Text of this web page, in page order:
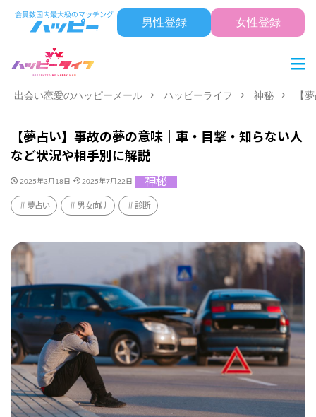
男性登録 女性登録
出会い恋愛のハッピーメール ハッピーライフ 神秘 【
【夢占い】事故の夢の意味｜車・目撃・知らない人
など状況や相手別に解説
2025年3月18日 2025年7月22日 神秘
夢占い 男女向け 診断